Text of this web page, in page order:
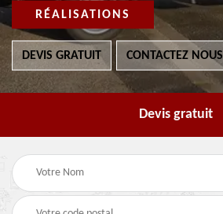
RÉALISATIONS
DEVIS GRATUIT CONTACTEZ NOUS
Devis gratuit